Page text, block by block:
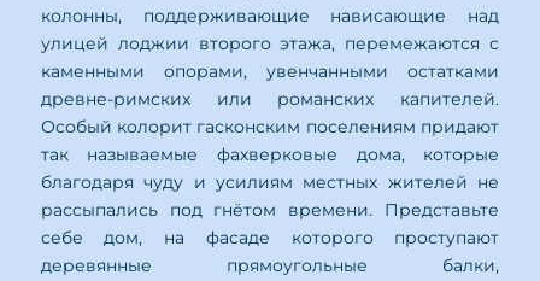
колонны, поддерживающие нависающие над
улицей лоджии второго этажа, перемежаются с
каменными опорами, увенчанными остатками
древне-римских или романских капителей.
Особый колорит гасконским поселениям придают
так называемые фахверковые дома, которые
благодаря чуду и усилиям местных жителей не
рассыпались под гнётом времени. Представьте
себе дом, на фасаде которого проступают
деревянные прямоугольные балки,